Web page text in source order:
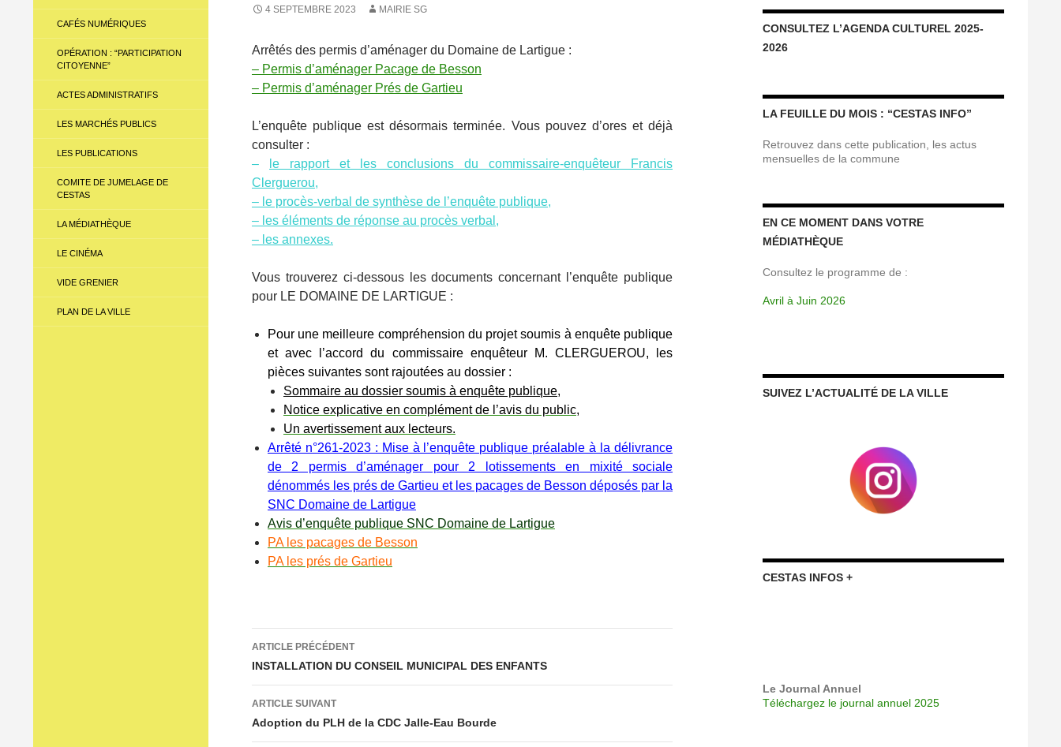
4 SEPTEMBRE 2023 MAIRIE SG
Arrêtés des permis d’aménager du Domaine de Lartigue :
– Permis d’aménager Pacage de Besson
– Permis d’aménager Prés de Gartieu
L’enquête publique est désormais terminée. Vous pouvez d’ores et déjà
consulter :
–
le rapport et les conclusions du commissaire-enquêteur Francis
Clerguerou,
– le procès-verbal de synthèse de l’enquête publique,
– les éléments de réponse au procès verbal,
– les annexes.
Vous trouverez ci-dessous les documents concernant l’enquête publique
pour LE DOMAINE DE LARTIGUE :
Pour une meilleure compréhension du projet soumis à enquête publique
et avec l’accord du commissaire enquêteur M. CLERGUEROU, les
pièces suivantes sont rajoutées au dossier :
Sommaire au dossier soumis à enquête publique,
Notice explicative en complément de l’avis du public,
Un avertissement aux lecteurs.
Arrêté n°261-2023 : Mise à l’enquête publique préalable à la délivrance
de 2 permis d’aménager pour 2 lotissements en mixité sociale
dénommés les prés de Gartieu et les pacages de Besson déposés par la
SNC Domaine de Lartigue
Avis d’enquête publique SNC Domaine de Lartigue
PA les pacages de Besson
PA les prés de Gartieu
Navigation
articles
ARTICLE PRÉCÉDENT
INSTALLATION DU CONSEIL MUNICIPAL DES ENFANTS
ARTICLE SUIVANT
Adoption du PLH de la CDC Jalle-Eau Bourde
CONSULTEZ L’AGENDA CULTUREL 2025-
2026
LA FEUILLE DU MOIS : “CESTAS INFO”
Retrouvez dans cette publication, les actus
mensuelles de la commune
EN CE MOMENT DANS VOTRE
MÉDIATHÈQUE
Consultez le programme de :
Avril à Juin 2026
SUIVEZ L’ACTUALITÉ DE LA VILLE
CESTAS INFOS +
Le Journal Annuel
Téléchargez le journal annuel 2025
CAFÉS NUMÉRIQUES
OPÉRATION : “PARTICIPATION
CITOYENNE”
ACTES ADMINISTRATIFS
LES MARCHÉS PUBLICS
LES PUBLICATIONS
COMITE DE JUMELAGE DE
CESTAS
LA MÉDIATHÈQUE
LE CINÉMA
VIDE GRENIER
PLAN DE LA VILLE